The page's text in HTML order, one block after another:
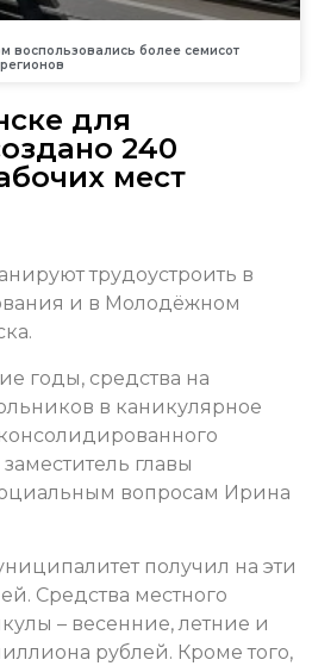
воспользовались более семисот
для
240
мест
трудоустроить в
и в Молодёжном
годы, средства на
в каникулярное
главы
вопросам Ирина
получил на эти
Средства местного
– весенние, летние и
рублей. Кроме того,